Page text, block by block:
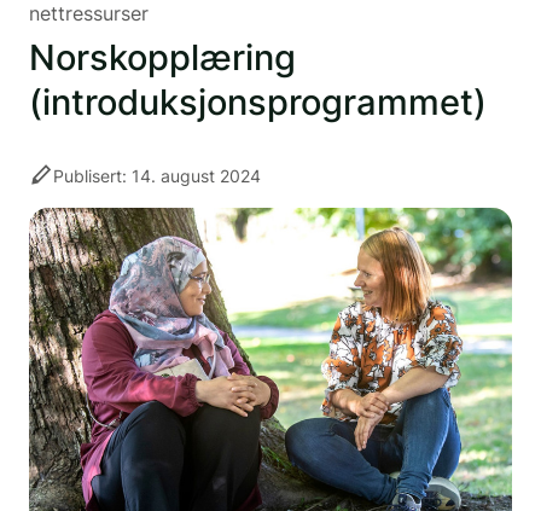
nettressurser
Norskopplæring
(introduksjonsprogrammet)
stylusPublisert: 14. august 2024